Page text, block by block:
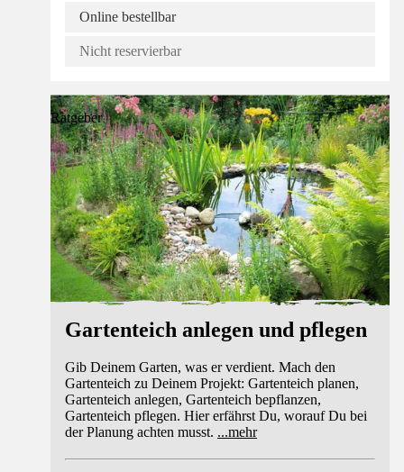
Online bestellbar
Nicht reservierbar
Ratgeber
Gartenteich anlegen und pflegen
Gib Deinem Garten, was er verdient. Mach den
Gartenteich zu Deinem Projekt: Gartenteich planen,
Gartenteich anlegen, Gartenteich bepflanzen,
Gartenteich pflegen. Hier erfährst Du, worauf Du bei
der Planung achten musst. ...mehr